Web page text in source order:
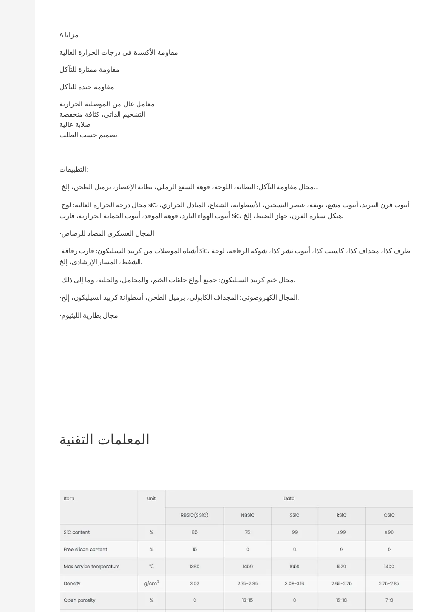
A مزايا:
مقاومة الأكسدة في درجات الحرارة العالية
مقاومة ممتازة للتآكل
مقاومة جيدة للتآكل
معامل عال من الموصلية الحرارية
التشحيم الذاتي، كثافة منخفضة
صلابة عالية
تصميم حسب الطلب.
التطبيقات:
-مجال مقاومة التآكل: البطانة، اللوحة، فوهة السفع الرملي، بطانة الإعصار، برميل الطحن، إلخ…
-مجال درجة الحرارة العالية: لوح siC، أنبوب فرن التبريد، أنبوب مشع، بوتقة، عنصر التسخين، الأسطوانة، الشعاع، المبادل الحراري،
أنبوب الهواء البارد، فوهة الموقد، أنبوب الحماية الحرارية، قارب SiC، هيكل سيارة الفرن، جهاز الضبط، إلخ.
-أشباه الموصلات من كربيد السيليكون: قارب رقاقة SiC، ظرف كذا، مجداف كذا، كاسيت كذا، أنبوب نشر كذا، شوكة الرقاقة، لوحة
الشفط، المسار الإرشادي، إلخ.
-مجال ختم كربيد السيليكون: جميع أنواع حلقات الختم، والمحامل، والجلبة، وما إلى ذلك.
-المجال الكهروضوئي: المجداف الكابولي، برميل الطحن، أسطوانة كربيد السيليكون، إلخ.
المعلمات التقنية